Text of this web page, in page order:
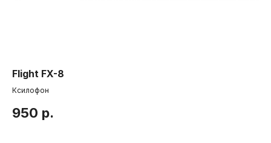
Flight FX-8
Ксилофон
950 р.
Пользовательское соглашение
Друзья и
О нас